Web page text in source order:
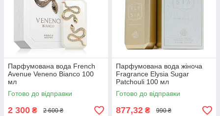
Парфумована вода French
Avenue Veneno Bianco 100
мл
Готово до відправки
2 300 ₴ 2 600 ₴
Парфумована вода жіноча
Fragrance Elysia Sugar
Patchouli 100 мл
Готово до відправки
877,32 ₴ 990 ₴